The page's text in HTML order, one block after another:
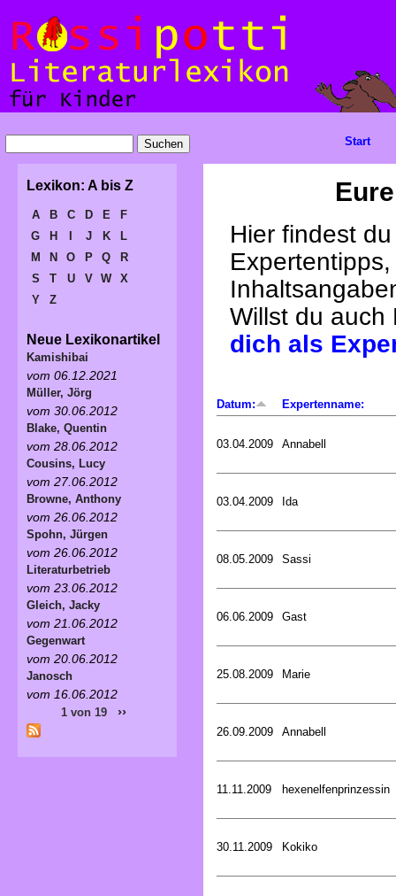
Hier findest
Willst du
dich als
Datum: Expertenname:
03.04.2009 Annabell
03.04.2009 Ida
08.05.2009 Sassi
06.06.2009 Gast
25.08.2009 Marie
26.09.2009 Annabell
11.11.2009 hexenelfenprinzessin
30.11.2009 Kokiko
Start
Lexikon: A bis Z
A B C D E
F
G
H J K
L
M
N O P Q
R
S
T U V W
X
Y
Z
Neue Lexikonartikel
Kamishibai
vom 06.12.2021
Müller, Jörg
vom 30.06.2012
Blake, Quentin
vom 28.06.2012
Cousins, Lucy
vom 27.06.2012
Browne, Anthony
vom 26.06.2012
Spohn, Jürgen
vom 26.06.2012
Literaturbetrieb
vom 23.06.2012
Gleich, Jacky
vom 21.06.2012
Gegenwart
vom 20.06.2012
Janosch
vom 16.06.2012
1 von 19 ››